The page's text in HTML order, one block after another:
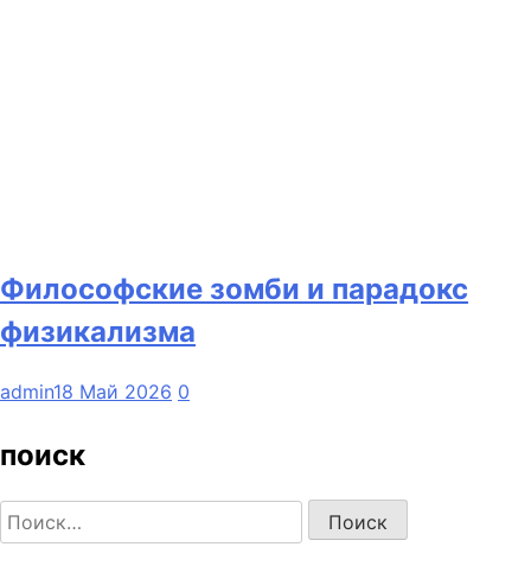
Философские зомби и парадокс
физикализма
admin18 Май 2026 0
поиск
Найти: